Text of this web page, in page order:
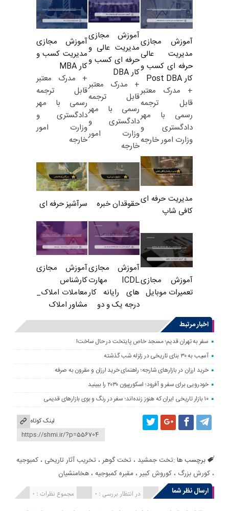
آموزش مجازی
مدیریت عالی
حرفه ای کسب و
کار Post DBA
+ مدرک معتبر
قابل ترجمه
رسمی با مهر
دادگستری و
وزارت امور خارجه
آموزش مجازی
مدیریت عالی و
حرفه ای کسب و
کار DBA
+ مدرک معتبر
قابل ترجمه
رسمی با مهر
دادگستری و
وزارت امور
خارجه
آموزش مجازی
مدیریت کسب و
کار MBA
+ مدرک معتبر
قابل ترجمه
رسمی با مهر
دادگستری و
وزارت امور
خارجه
مدیریت حرفه ای
کافی شاپ
حقوقدان خبره سرآشپز حرفه ای
آموزش مجازی
تعمیرات موبایل
آموزش مجازی
ICDL مهارت
های رایانه کار
درجه یک و دو
آموزش مجازی
کارشناس
معاملات املاک_
مشاور املاک
اخبار مرتبط
سفر به تهران قدیم؛ مسجد خاص پایتخت در حال ساخت!
آسیب به ۳۰ بنای تاریخی در زلزله شب گذشته
خرید ارزان در بازارهای شارجه؛ راهنمای خرید ارزان و مقرون به صرفه
خودرویی برای سفر و آفرود؛ اسکورپیون ۲۰۳۰ را ببینید
۱۰ بازار تاریخی ایران که هنوز زنده‌اند؛ سفر در رنگ و بوی بازارهای قدیمی
لینک کوتاه
برچسب ها :تخت جمشيد ،تخت گوهر ،تخریب آثار تاریخی ،کمبوجیه
،کورش بزرگ ،کوروش کبیر ، مقبره کمبوجیه ،هخامنشيان
ارسال نظر شما
مجموع نظرات : 0 در انتظار بررسی : 0 انتشار یافته : 0